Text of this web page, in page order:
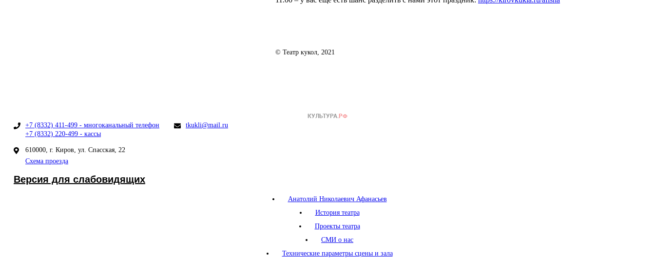
© Театр кукол, 2021
+7 (8332) 411-499 - многоканальный телефон
+7 (8332) 220-499 - кассы
tkukli@mail.ru
610000, г. Киров, ул. Спасская, 22
Схема проезда
Версия для слабовидящих
Анатолий Николаевич Афанасьев
История театра
Проекты театра
СМИ о нас
Технические параметры сцены и зала